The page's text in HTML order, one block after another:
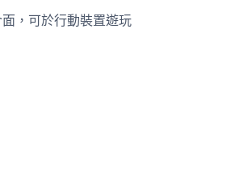
，可於行動裝置遊玩